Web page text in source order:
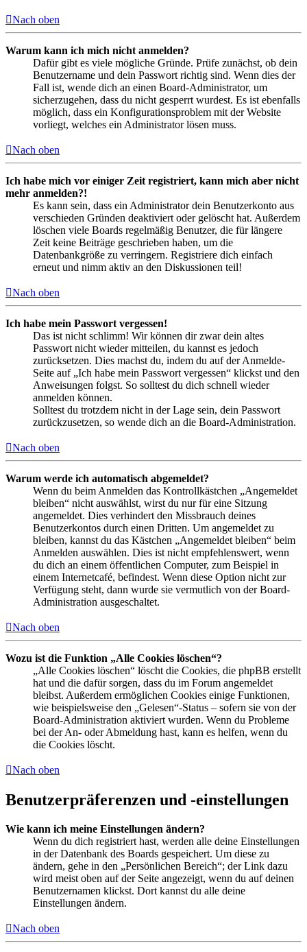
Nach oben
Warum kann ich mich nicht anmelden?
Dafür gibt es viele mögliche Gründe. Prüfe zunächst, ob dein
Benutzername und dein Passwort richtig sind. Wenn dies der
Fall ist, wende dich an einen Board-Administrator, um
sicherzugehen, dass du nicht gesperrt wurdest. Es ist ebenfalls
möglich, dass ein Konfigurationsproblem mit der Website
vorliegt, welches ein Administrator lösen muss.
Nach oben
Ich habe mich vor einiger Zeit registriert, kann mich aber nicht
mehr anmelden?!
Es kann sein, dass ein Administrator dein Benutzerkonto aus
verschieden Gründen deaktiviert oder gelöscht hat. Außerdem
löschen viele Boards regelmäßig Benutzer, die für längere
Zeit keine Beiträge geschrieben haben, um die
Datenbankgröße zu verringern. Registriere dich einfach
erneut und nimm aktiv an den Diskussionen teil!
Nach oben
Ich habe mein Passwort vergessen!
Das ist nicht schlimm! Wir können dir zwar dein altes
Passwort nicht wieder mitteilen, du kannst es jedoch
zurücksetzen. Dies machst du, indem du auf der Anmelde-
Seite auf „Ich habe mein Passwort vergessen“ klickst und den
Anweisungen folgst. So solltest du dich schnell wieder
anmelden können.
Solltest du trotzdem nicht in der Lage sein, dein Passwort
zurückzusetzen, so wende dich an die Board-Administration.
Nach oben
Warum werde ich automatisch abgemeldet?
Wenn du beim Anmelden das Kontrollkästchen „Angemeldet
bleiben“ nicht auswählst, wirst du nur für eine Sitzung
angemeldet. Dies verhindert den Missbrauch deines
Benutzerkontos durch einen Dritten. Um angemeldet zu
bleiben, kannst du das Kästchen „Angemeldet bleiben“ beim
Anmelden auswählen. Dies ist nicht empfehlenswert, wenn
du dich an einem öffentlichen Computer, zum Beispiel in
einem Internetcafé, befindest. Wenn diese Option nicht zur
Verfügung steht, dann wurde sie vermutlich von der Board-
Administration ausgeschaltet.
Nach oben
Wozu ist die Funktion „Alle Cookies löschen“?
„Alle Cookies löschen“ löscht die Cookies, die phpBB erstellt
hat und die dafür sorgen, dass du im Forum angemeldet
bleibst. Außerdem ermöglichen Cookies einige Funktionen,
wie beispielsweise den „Gelesen“-Status – sofern sie von der
Board-Administration aktiviert wurden. Wenn du Probleme
bei der An- oder Abmeldung hast, kann es helfen, wenn du
die Cookies löscht.
Nach oben
Benutzerpräferenzen und -einstellungen
Wie kann ich meine Einstellungen ändern?
Wenn du dich registriert hast, werden alle deine Einstellungen
in der Datenbank des Boards gespeichert. Um diese zu
ändern, gehe in den „Persönlichen Bereich“; der Link dazu
wird meist oben auf der Seite angezeigt, wenn du auf deinen
Benutzernamen klickst. Dort kannst du alle deine
Einstellungen ändern.
Nach oben